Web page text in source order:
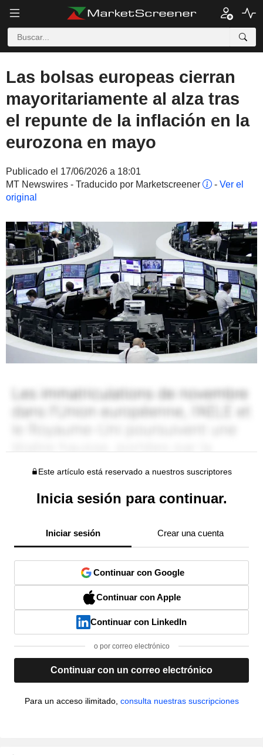
Las bolsas europeas cierran
mayoritariamente al alza tras
el repunte de la inflación en la
eurozona en mayo
Publicado el 17/06/2026 a 18:01
MT Newswires - Traducido por Marketscreener
- Ver el
original
Este artículo está reservado a nuestros suscriptores
Inicia sesión para continuar.
Iniciar sesión Crear una cuenta
Continuar con Google
Continuar con Apple
Continuar con LinkedIn
o por correo electrónico
Continuar con un correo electrónico
Para un acceso ilimitado, consulta nuestras suscripciones